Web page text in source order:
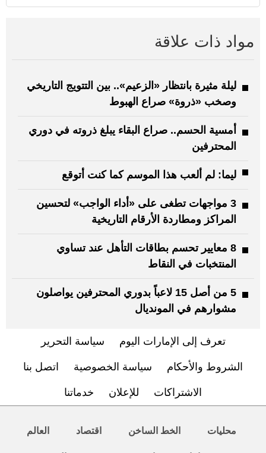
مواد ذات علاقة
ليلة مثيرة بانتظار «الزعيم».. بين التتويج التاريخي
وصخب «ذروة» صراع الهبوط
أمسية الحسم.. صراع البقاء يبلغ ذروته في دوري
المحترفين
ليما: لم ألعب هذا الموسم كما كنت أتوقع
3 مواجهات تطغى على «أداء الواجب» لتحسين
المراكز ومطاردة الأرقام التاريخية
8 معايير تحسم بطاقات التأهل عند تساوي
المنتخبات في النقاط
5 من أصل 15 لاعباً بدوري المحترفين يواصلون
مشوارهم في المونديال
تعرف إلى الإمارات اليوم سياسة التحرير
الشروط والأحكام سياسة الخصوصية اتصل بنا
الاشتراكات للإعلان خدماتنا
محليات الخط الساخن اقتصاد العالم